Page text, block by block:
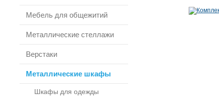
Мебель для общежитий
Металлические стеллажи
Верстаки
Металлические шкафы
Шкафы для одежды